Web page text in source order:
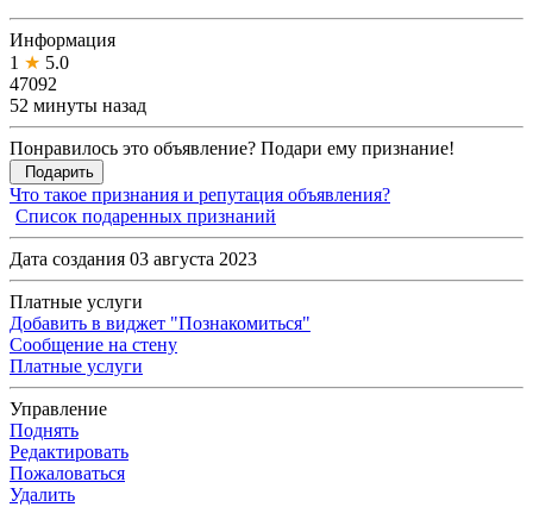
Информация
1 ★ 5.0
47092
52 минуты назад
Понравилось это объявление? Подари ему признание!
Подарить
Что такое признания и репутация объявления?
Список подаренных признаний
Дата создания 03 августа 2023
Платные услуги
Добавить в виджет "Познакомиться"
Сообщение на стену
Платные услуги
Управление
Поднять
Редактировать
Пожаловаться
Удалить